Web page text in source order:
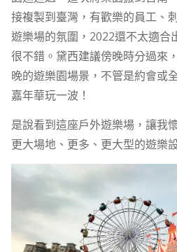
接複製到臺灣，有歡樂的員工、
遊樂場的氛圍，2022還不太適合
很不錯。黛西建議傍晚時分過來
晚的遊樂園場景，不管是約會或
嘉年華玩一波！
是說看到這座戶外遊樂場，讓我
更大場地、更多、更大型的遊樂